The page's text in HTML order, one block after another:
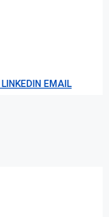
LINKEDIN EMAIL